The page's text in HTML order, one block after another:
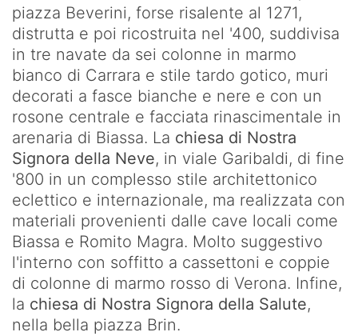
piazza Beverini, forse risalente al 1271,
distrutta e poi ricostruita nel '400, suddivisa
in tre navate da sei colonne in marmo
bianco di Carrara e stile tardo gotico, muri
decorati a fasce bianche e nere e con un
rosone centrale e facciata rinascimentale in
arenaria di Biassa. La chiesa di Nostra
Signora della Neve, in viale Garibaldi, di fine
'800 in un complesso stile architettonico
eclettico e internazionale, ma realizzata con
materiali provenienti dalle cave locali come
Biassa e Romito Magra. Molto suggestivo
l'interno con soffitto a cassettoni e coppie
di colonne di marmo rosso di Verona. Infine,
la chiesa di Nostra Signora della Salute,
nella bella piazza Brin.